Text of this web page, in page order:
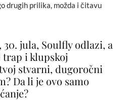
drugih prilika, možda i čitavu
jula, Soulfly odlazi, a
trap i klupskoj
stvarni, dugoročni
Da li je ovo samo